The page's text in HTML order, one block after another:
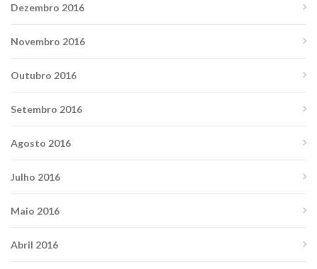
Dezembro 2016
Novembro 2016
Outubro 2016
Setembro 2016
Agosto 2016
Julho 2016
Maio 2016
Abril 2016